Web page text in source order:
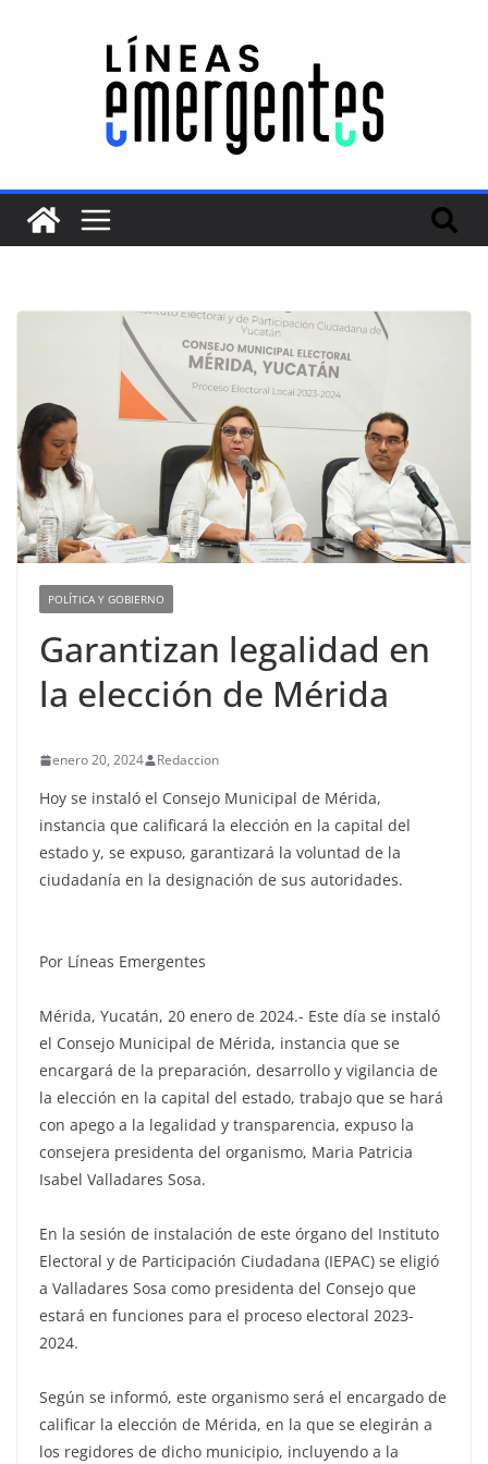
POLÍTICA Y GOBIERNO
Garantizan legalidad en
la elección de Mérida
enero 20, 2024 Redaccion
Hoy se instaló el Consejo Municipal de Mérida,
instancia que calificará la elección en la capital del
estado y, se expuso, garantizará la voluntad de la
ciudadanía en la designación de sus autoridades.
Por Líneas Emergentes
Mérida, Yucatán, 20 enero de 2024.- Este día se instaló
el Consejo Municipal de Mérida, instancia que se
encargará de la preparación, desarrollo y vigilancia de
la elección en la capital del estado, trabajo que se hará
con apego a la legalidad y transparencia, expuso la
consejera presidenta del organismo, Maria Patricia
Isabel Valladares Sosa.
En la sesión de instalación de este órgano del Instituto
Electoral y de Participación Ciudadana (IEPAC) se eligió
a Valladares Sosa como presidenta del Consejo que
estará en funciones para el proceso electoral 2023-
2024.
Según se informó, este organismo será el encargado de
calificar la elección de Mérida, en la que se elegirán a
los regidores de dicho municipio, incluyendo a la